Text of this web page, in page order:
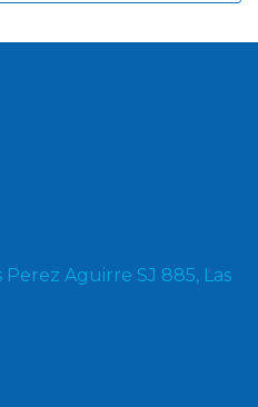
Perez Aguirre SJ 885, Las